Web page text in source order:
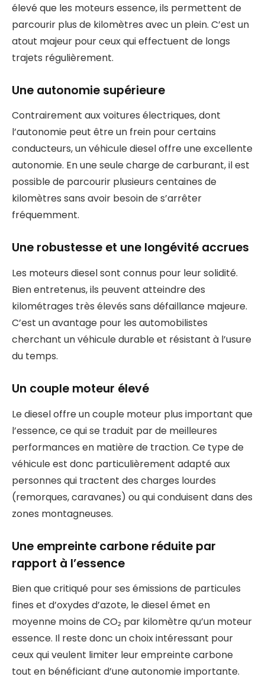
élevé que les moteurs essence, ils permettent de
parcourir plus de kilomètres avec un plein. C’est un
atout majeur pour ceux qui effectuent de longs
trajets régulièrement.
Une autonomie supérieure
Contrairement aux voitures électriques, dont
l’autonomie peut être un frein pour certains
conducteurs, un véhicule diesel offre une excellente
autonomie. En une seule charge de carburant, il est
possible de parcourir plusieurs centaines de
kilomètres sans avoir besoin de s’arrêter
fréquemment.
Une robustesse et une longévité accrues
Les moteurs diesel sont connus pour leur solidité.
Bien entretenus, ils peuvent atteindre des
kilométrages très élevés sans défaillance majeure.
C’est un avantage pour les automobilistes
cherchant un véhicule durable et résistant à l’usure
du temps.
Un couple moteur élevé
Le diesel offre un couple moteur plus important que
l’essence, ce qui se traduit par de meilleures
performances en matière de traction. Ce type de
véhicule est donc particulièrement adapté aux
personnes qui tractent des charges lourdes
(remorques, caravanes) ou qui conduisent dans des
zones montagneuses.
Une empreinte carbone réduite par
rapport à l’essence
Bien que critiqué pour ses émissions de particules
fines et d’oxydes d’azote, le diesel émet en
moyenne moins de CO₂ par kilomètre qu’un moteur
essence. Il reste donc un choix intéressant pour
ceux qui veulent limiter leur empreinte carbone
tout en bénéficiant d’une autonomie importante.